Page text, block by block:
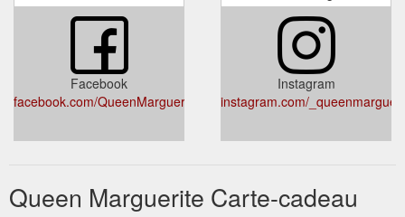
Facebook
facebook.com/QueenMargueriteMarie/
Instagram
instagram.com/
Queen Marguerite Carte-cadeau